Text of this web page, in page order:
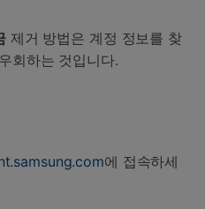
제거 방법은 계정 정보를 찾
회하는 것입니다.
에 접속하세